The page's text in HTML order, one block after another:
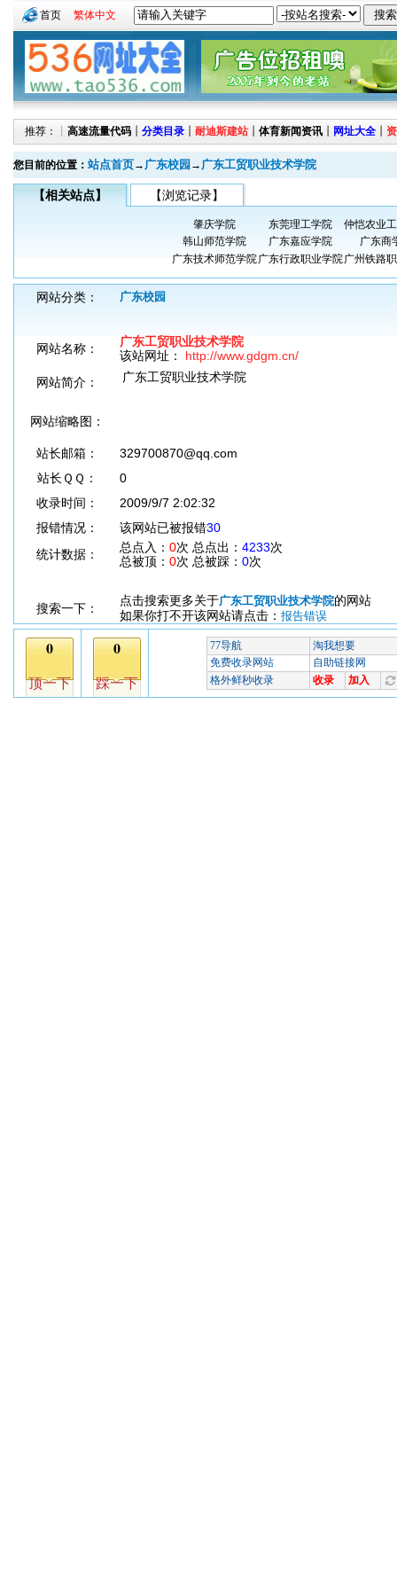
首页 繁体中文
推荐：┊ 高速流量代码 ┊ 分类目录 ┊ 耐迪斯建站 ┊ 体育新闻资讯 ┊ 网址大全 ┊
您目前的位置： 站点首页→ 广东校园 → 广东工贸职业技术学院
【相关站点】 【浏览记录】
肇庆学院 东莞理工学院
仲恺农业
韩山师范学院
广东嘉应学院
广东商
广东技术师范学院广东行政职业学院广州铁路
网站分类： 广东校园
网站名称：
广东工贸职业技术学院
该站网址： http://www.gdgm.cn/
网站简介：
广东工贸职业技术学院
网站缩略图：
站长邮箱：
329700870@qq.com
站长ＱＱ：
0
收录时间：
2009/9/7 2:02:32
报错情况：
该网站已被报错30
统计数据：
总点入： 0次 总点出： 4233次
总被顶： 0次 总被踩： 0次
搜索一下：
点击搜索更多关于广东工贸职业技术学院的网站
如果你打不开该网站请点击： 报告错误